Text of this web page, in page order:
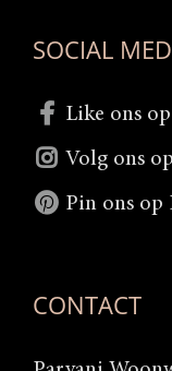
SOCIAL
Like ons
Volg ons
Pin ons op
CONTACT